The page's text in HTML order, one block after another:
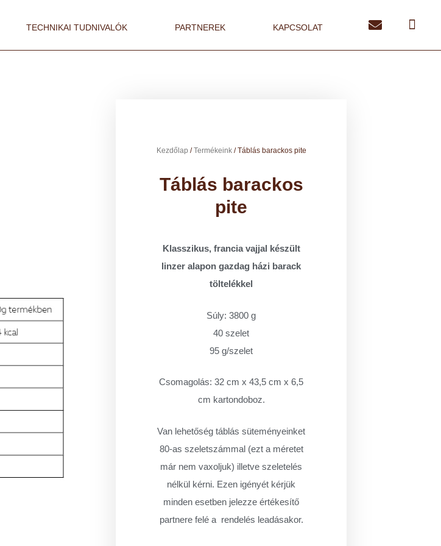
TECHNIKAI TUDNIVALÓK PARTNEREK KAPCSOLAT
Kezdőlap /Termékeink/ Táblás barackos pite
Táblás barackos
pite
Klasszikus, francia vajjal készült
linzer alapon gazdag házi barack
töltelékkel
Súly: 3800 g
40 szelet
95 g/szelet
Csomagolás: 32 cm x 43,5 cm x 6,5
cm kartondoboz.
Van lehetőség táblás süteményeinket
80-as szeletszámmal (ezt a méretet
már nem vaxoljuk) illetve szeletelés
nélkül kérni. Ezen igényét kérjük
minden esetben jelezze értékesítő
partnere felé a rendelés leadásakor.